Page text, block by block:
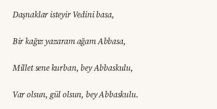
Daşnaklar isteyir Vedini basa,
Bir kağız yazaram ağam Abbasa,
Millet sene kurban, bey Abbaskulu,
Var olsun, gül olsun, bey Abbaskulu.